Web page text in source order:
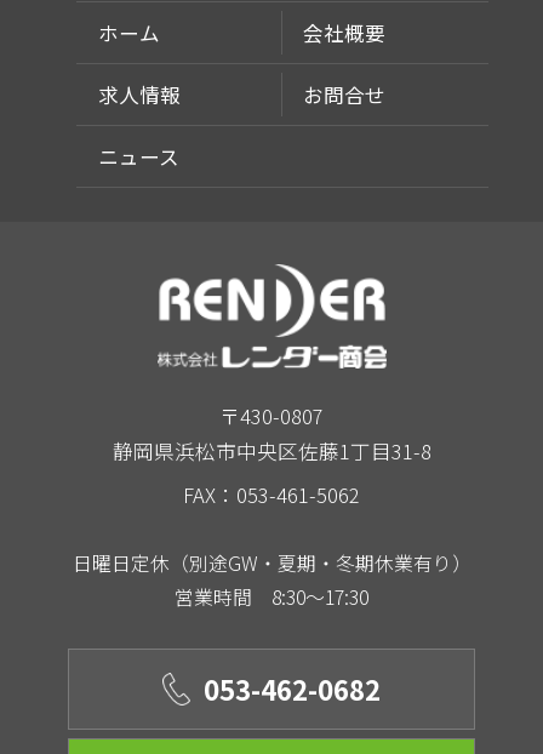
ホーム 会社概要
求人情報 お問合せ
ニュース
〒430-0807
静岡県浜松市中央区佐藤1丁目31-8
FAX：053-461-5062
日曜日定休（別途GW・夏期・冬期休業有り）
営業時間 8:30～17:30
053-462-0682